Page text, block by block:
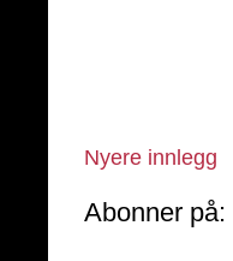
Nyere innlegg
Abonner på: